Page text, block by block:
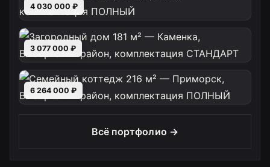
4 030 000 ₽
3 077 000 ₽
6 264 000 ₽
Всё портфолио →